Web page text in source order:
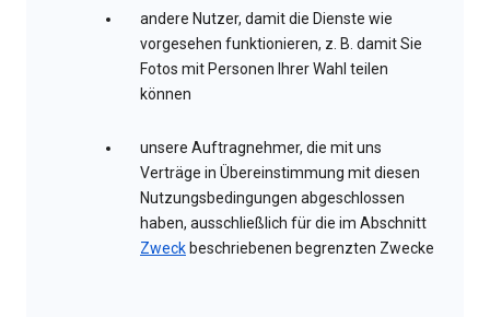
andere Nutzer, damit die Dienste wie
vorgesehen funktionieren, z. B. damit Sie
Fotos mit Personen Ihrer Wahl teilen
können
unsere Auftragnehmer, die mit uns
Verträge in Übereinstimmung mit diesen
Nutzungsbedingungen abgeschlossen
haben, ausschließlich für die im Abschnitt
Zweck beschriebenen begrenzten Zwecke